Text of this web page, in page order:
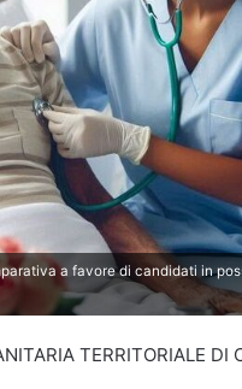
a favore di candidati in
TERRITORIALE DI